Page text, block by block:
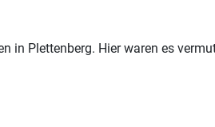
in Plettenberg. Hier waren es